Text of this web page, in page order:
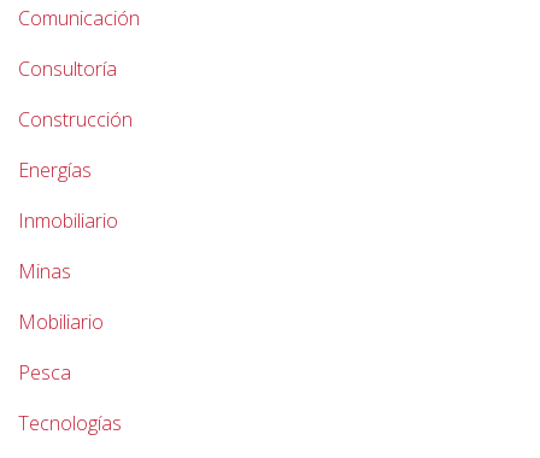
Comunicación
Consultoría
Construcción
Energías
Inmobiliario
Minas
Mobiliario
Pesca
Tecnologías